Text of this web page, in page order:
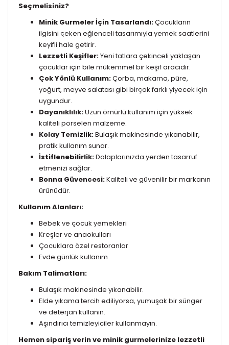
Seçmelisiniz?
Minik Gurmeler İçin Tasarlandı:Çocukların
ilgisini çeken eğlenceli tasarımıyla yemek saatlerini
keyifli hale getirir.
Lezzetli Keşifler:Yeni tatlara çekinceli yaklaşan
çocuklar için bile mükemmel bir keşif aracıdır.
Çok Yönlü Kullanım:Çorba, makarna, püre,
yoğurt, meyve salatası gibi birçok farklı yiyecek için
uygundur.
Dayanıklılık:Uzun ömürlü kullanım için yüksek
kaliteli porselen malzeme.
Kolay Temizlik:Bulaşık makinesinde yıkanabilir,
pratik kullanım sunar.
İstiflenebilirlik:Dolaplarınızda yerden tasarruf
etmenizi sağlar.
Bonna Güvencesi:Kaliteli ve güvenilir bir markanın
ürünüdür.
Kullanım Alanları:
Bebek ve çocuk yemekleri
Kreşler ve anaokulları
Çocuklara özel restoranlar
Evde günlük kullanım
Bakım Talimatları:
Bulaşık makinesinde yıkanabilir.
Elde yıkama tercih ediliyorsa, yumuşak bir sünger
ve deterjan kullanın.
Aşındırıcı temizleyiciler kullanmayın.
Hemen sipariş verin ve minik gurmelerinize lezzetli